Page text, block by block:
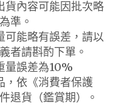
貨內容可能因批次略
準。
可能略有誤差，請以
者請斟酌下單。
量誤差為10%
，依《消費者保護
退貨（鑑賞期）。